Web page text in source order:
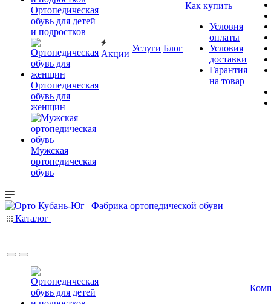
Ортопедическая
обувь для детей
и подростков
Ортопедическая
обувь для
женщин
Мужская
ортопедическая
обувь
Акции
Услуги Блог
Как купить
Условия
оплаты
Условия
доставки
Гарантия
на товар
Каталог